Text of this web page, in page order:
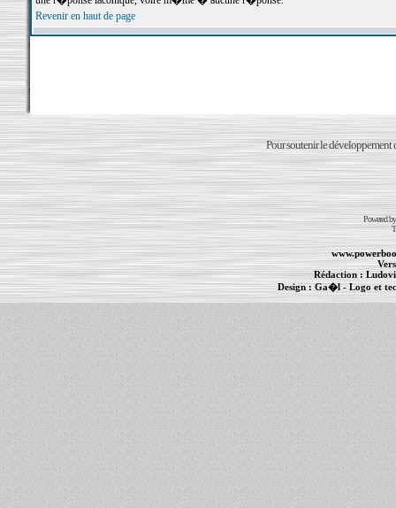
Revenir en haut de page
Pour soutenir le développement
Powered
Rédaction :
Design :Ga�l- Logo et
Informations :